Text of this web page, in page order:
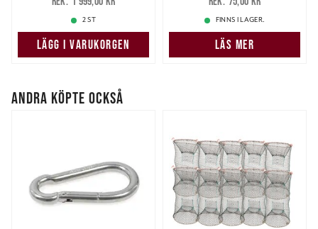
information som du har tillhandahållit eller som de har
samlat in när du har använt deras tjänster.
1 999,00 kr
2 ST
LÄGG I VARUKORGEN
75,00 kr
FINNS I LAGER.
LÄS MER
ANDRA KÖPTE OCKSÅ